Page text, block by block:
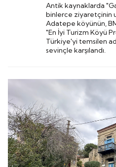
Antik kaynaklarda
binlerce ziyaretçinin
Adatepe köyünün,
"En İyi Turizm Köyü
Türkiye'yi temsilen
sevinçle karşılandı.